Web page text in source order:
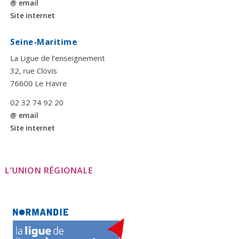
@ email
Site internet
Seine-Maritime
La Ligue de l’enseignement
32, rue Clovis
76600 Le Havre
02 32 74 92 20
@ email
Site internet
L’UNION RÉGIONALE